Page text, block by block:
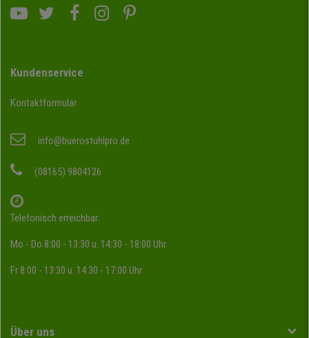
Kundenservice
Kontaktformular
info@buerostuhlpro.de
(08165) 9804126
Telefonisch erreichbar:
Mo - Do 8:00 - 13:30 u. 14:30 - 18:00 Uhr
Fr 8:00 - 13:30 u. 14:30 - 17:00 Uhr
Über uns